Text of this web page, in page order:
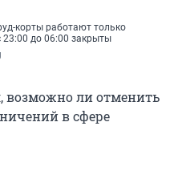
корты работают только
23:00 до 06:00 закрыты
возможно ли отменить
в сфере